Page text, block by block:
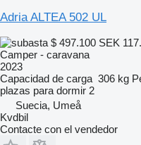
Adria ALTEA 502 UL
$ 497.100 SEK
Camper - caravana
2023
Capacidad de carga 306 kg
plazas para dormir 2
Suecia, Umeå
Kvdbil
Contacte con el vendedor